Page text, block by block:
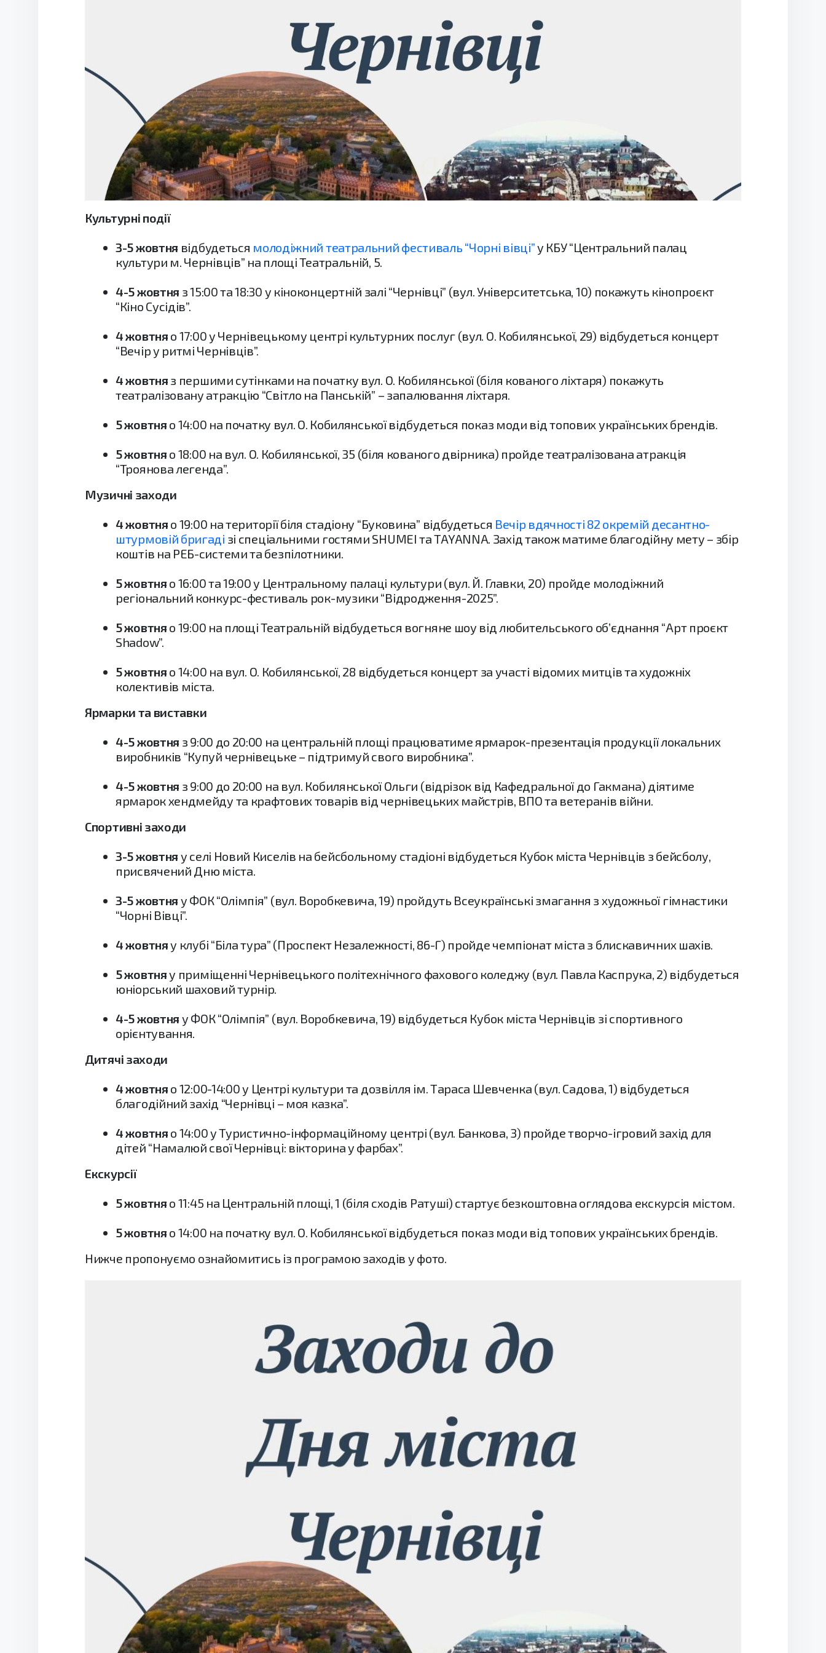
Культурні події
3-5 жовтня відбудеться молодіжний театральний фестиваль “Чорні вівці”у КБУ “Центральний палац
культури м. Чернівців” на площі Театральній, 5.
4-5 жовтня з 15:00 та 18:30 у кіноконцертній залі “Чернівці” (вул. Університетська, 10) покажуть кінопроєкт
“Кіно Сусідів”.
4 жовтня о 17:00 у Чернівецькому центрі культурних послуг (вул. О. Кобилянської, 29) відбудеться концерт
“Вечір у ритмі Чернівців”.
4 жовтня з першими сутінками на початку вул. О. Кобилянської (біля кованого ліхтаря) покажуть
театралізовану атракцію “Світло на Панській” – запалювання ліхтаря.
5 жовтня о 14:00 на початку вул. О. Кобилянської відбудеться показ моди від топових українських брендів.
5 жовтня о 18:00 на вул. О. Кобилянської, 35 (біля кованого двірника) пройде театралізована атракція
“Троянова легенда”.
Музичні заходи
4 жовтня о 19:00 на території біля стадіону “Буковина” відбудеться Вечір вдячності 82 окремій десантно-
штурмовій бригаді зі спеціальними гостями SHUMEI та TAYANNA. Захід також матиме благодійну мету – збір
коштів на РЕБ-системи та безпілотники.
5 жовтня о 16:00 та 19:00 у Центральному палаці культури (вул. Й. Главки, 20) пройде молодіжний
регіональний конкурс-фестиваль рок-музики “Відродження-2025”.
5 жовтня о 19:00 на площі Театральній відбудеться вогняне шоу від любительського об’єднання “Арт проєкт
Shadow”.
5 жовтня о 14:00 на вул. О. Кобилянської, 28 відбудеться концерт за участі відомих митців та художніх
колективів міста.
Ярмарки та виставки
4-5 жовтня з 9:00 до 20:00 на центральній площі працюватиме ярмарок-презентація продукції локальних
виробників “Купуй чернівецьке – підтримуй свого виробника”.
4-5 жовтня з 9:00 до 20:00 на вул. Кобилянської Ольги (відрізок від Кафедральної до Гакмана) діятиме
ярмарок хендмейду та крафтових товарів від чернівецьких майстрів, ВПО та ветеранів війни.
Спортивні заходи
3-5 жовтня у селі Новий Киселів на бейсбольному стадіоні відбудеться Кубок міста Чернівців з бейсболу,
присвячений Дню міста.
3-5 жовтня у ФОК “Олімпія” (вул. Воробкевича, 19) пройдуть Всеукраїнські змагання з художньої гімнастики
“Чорні Вівці”.
4 жовтняу клубі “Біла тура” (Проспект Незалежності, 86-Г) пройде чемпіонат міста з блискавичних шахів.
5 жовтняу приміщенні Чернівецького політехнічного фахового коледжу (вул. Павла Каспрука, 2) відбудеться
юніорський шаховий турнір.
4-5 жовтня у ФОК “Олімпія” (вул. Воробкевича, 19) відбудеться Кубок міста Чернівців зі спортивного
орієнтування.
Дитячі заходи
4 жовтня о 12:00-14:00 у Центрі культури та дозвілля ім. Тараса Шевченка (вул. Садова, 1) відбудеться
благодійний захід “Чернівці – моя казка”.
4 жовтня о 14:00 у Туристично-інформаційному центрі (вул. Банкова, 3) пройде творчо-ігровий захід для
дітей “Намалюй свої Чернівці: вікторина у фарбах”.
Екскурсії
5 жовтня о 11:45 на Центральній площі, 1 (біля сходів Ратуші) стартує безкоштовна оглядова екскурсія містом.
5 жовтня о 14:00 на початку вул. О. Кобилянської відбудеться показ моди від топових українських брендів.
Нижче пропонуємо ознайомитись із програмою заходів у фото.